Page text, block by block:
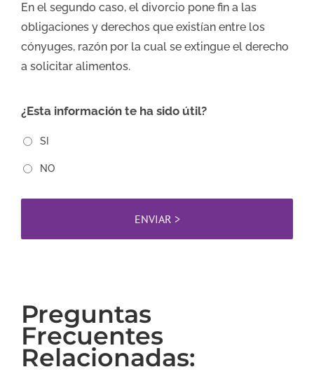
En el segundo caso, el divorcio pone fin a las
obligaciones y derechos que existían entre los
cónyuges, razón por la cual se extingue el derecho
a solicitar alimentos.
¿Esta información te ha sido útil?
SI
NO
Preguntas
Frecuentes
Relacionadas: